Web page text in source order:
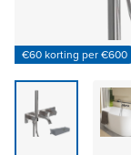
€60 korting per €600